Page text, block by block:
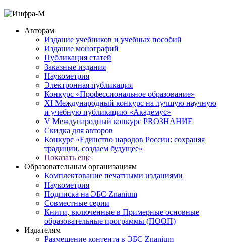
Авторам
Издание учебников и учебных пособий
Издание монографий
Публикация статей
Заказные издания
Наукометрия
Электронная публикация
Конкурс «Профессиональное образование»
XI Международный конкурс на лучшую научную
и учебную публикацию «Академус»
V Международный конкурс PROЗНАНИЕ
Скидка для авторов
Конкурс «Единство народов России: сохраняя
традиции, создаем будущее»
Показать еще
Образовательным организациям
Комплектование печатными изданиями
Наукометрия
Подписка на ЭБС Znanium
Совместные серии
Книги, включенные в Примерные основные
образовательные программы (ПООП)
Издателям
Размещение контента в ЭБС Znanium